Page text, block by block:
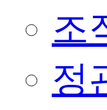
조
정